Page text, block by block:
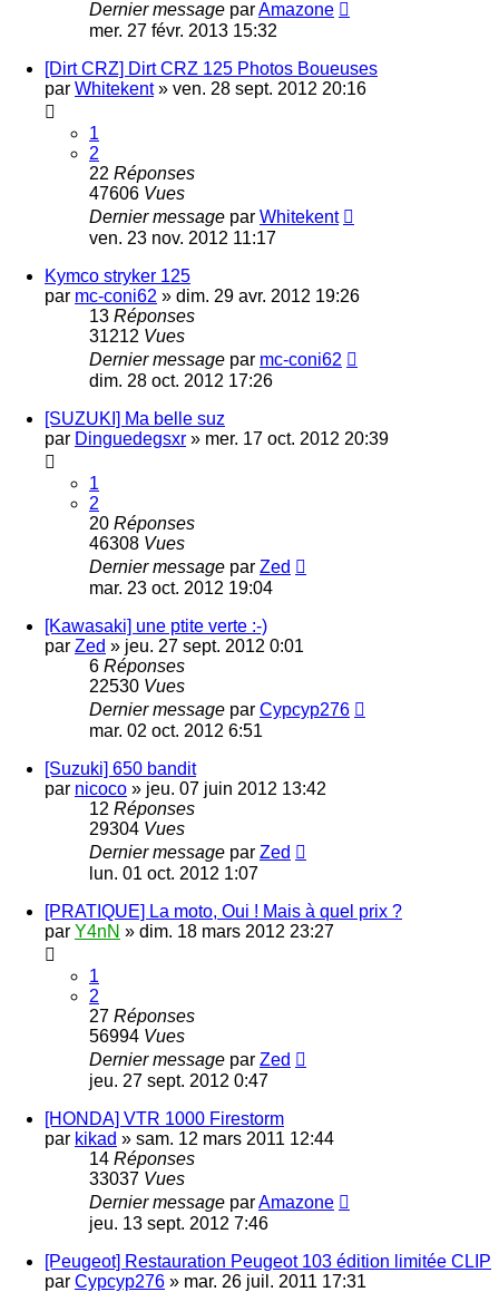
Dernier message parAmazone
mer. 27 févr. 2013 15:32
[Dirt CRZ] Dirt CRZ 125 Photos Boueuses
par Whitekent» ven. 28 sept. 2012 20:16
1
2
22 Réponses
47606 Vues
Dernier message par Whitekent
ven. 23 nov. 2012 11:17
Kymco stryker 125
par mc-coni62 » dim. 29 avr. 2012 19:26
13 Réponses
31212 Vues
Dernier message par mc-coni62
dim. 28 oct. 2012 17:26
[SUZUKI] Ma belle suz
par Dinguedegsxr » mer. 17 oct. 2012 20:39
1
2
20 Réponses
46308 Vues
Dernier message par Zed
mar. 23 oct. 2012 19:04
[Kawasaki] une ptite verte :-)
par Zed » jeu. 27 sept. 2012 0:01
6 Réponses
22530 Vues
Dernier message par Cypcyp276
mar. 02 oct. 2012 6:51
[Suzuki] 650 bandit
par nicoco » jeu. 07 juin 2012 13:42
12 Réponses
29304 Vues
Dernier message par Zed
lun. 01 oct. 2012 1:07
[PRATIQUE] La moto, Oui ! Mais à quel prix ?
par Y4nN » dim. 18 mars 2012 23:27
1
2
27 Réponses
56994 Vues
Dernier message par Zed
jeu. 27 sept. 2012 0:47
[HONDA] VTR 1000 Firestorm
par kikad » sam. 12 mars 2011 12:44
14 Réponses
33037 Vues
Dernier message parAmazone
jeu. 13 sept. 2012 7:46
[Peugeot] Restauration Peugeot 103 édition limitée CLIP
par Cypcyp276 » mar. 26 juil. 2011 17:31